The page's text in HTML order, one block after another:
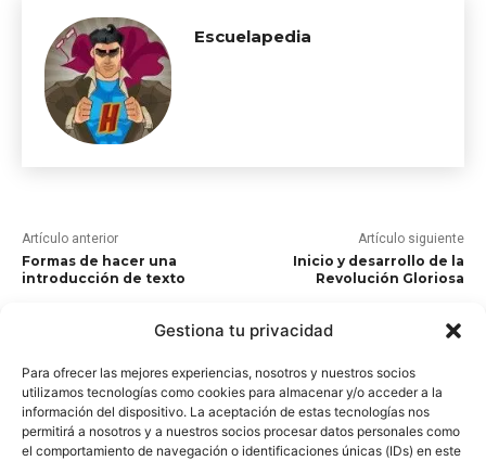
Gestiona tu privacidad
Para ofrecer las mejores experiencias, nosotros y nuestros socios
utilizamos tecnologías como cookies para almacenar y/o acceder a la
información del dispositivo. La aceptación de estas tecnologías nos
permitirá a nosotros y a nuestros socios procesar datos personales como
el comportamiento de navegación o identificaciones únicas (IDs) en este
Escuelapedia
Artículo anterior
Formas de hacer una
introducción de texto
Artículo siguiente
Inicio y desarrollo de la
Revolución Gloriosa
ARTÍCULOS RELACIONADOS
Modelos de producción
industrial